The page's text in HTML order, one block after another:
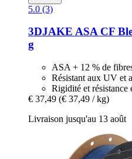
5.0 (3)
3DJAKE ASA CF
g
ASA + 12 % de
Résistant aux UV et
Rigidité et résistance
€ 37,49 (€ 37,49 / kg)
Livraison jusqu'au 13 août